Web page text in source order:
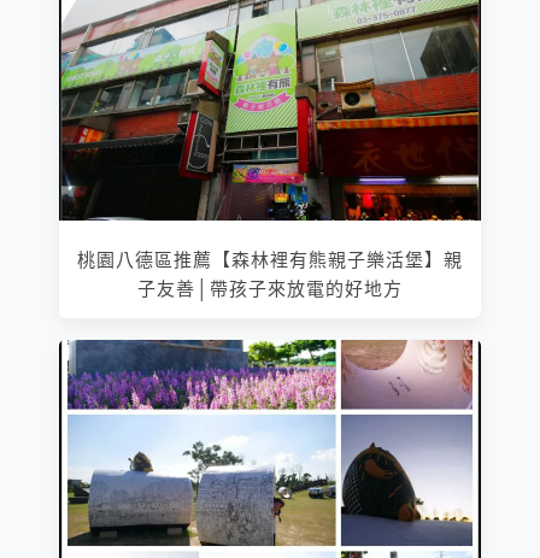
桃園八德區推薦【森林裡有熊親子樂活堡】親
子友善│帶孩子來放電的好地方